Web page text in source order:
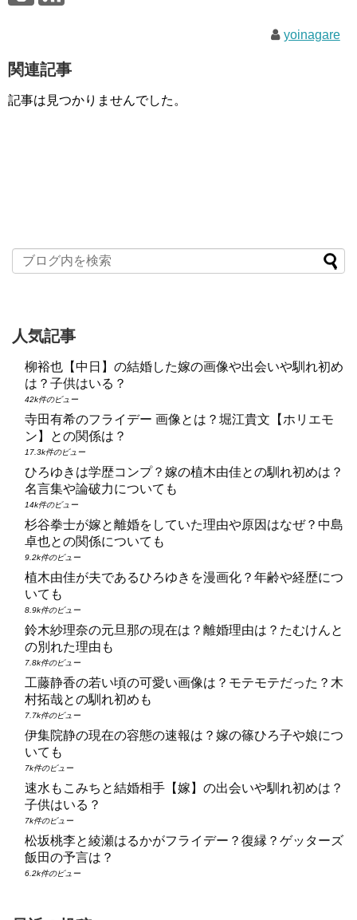
yoinagare
関連記事
記事は見つかりませんでした。
人気記事
柳裕也【中日】の結婚した嫁の画像や出会いや馴れ初め
は？子供はいる？
42k件のビュー
寺田有希のフライデー 画像とは？堀江貴文【ホリエモ
ン】との関係は？
17.3k件のビュー
ひろゆきは学歴コンプ？嫁の植木由佳との馴れ初めは？
名言集や論破力についても
14k件のビュー
杉谷拳士が嫁と離婚をしていた理由や原因はなぜ？中島
卓也との関係についても
9.2k件のビュー
植木由佳が夫であるひろゆきを漫画化？年齢や経歴につ
いても
8.9k件のビュー
鈴木紗理奈の元旦那の現在は？離婚理由は？たむけんと
の別れた理由も
7.8k件のビュー
工藤静香の若い頃の可愛い画像は？モテモテだった？木
村拓哉との馴れ初めも
7.7k件のビュー
伊集院静の現在の容態の速報は？嫁の篠ひろ子や娘につ
いても
7k件のビュー
速水もこみちと結婚相手【嫁】の出会いや馴れ初めは？
子供はいる？
7k件のビュー
松坂桃李と綾瀬はるかがフライデー？復縁？ゲッターズ
飯田の予言は？
6.2k件のビュー